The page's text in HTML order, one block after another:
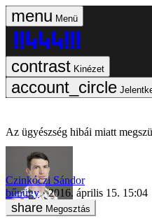
Menü
Kinézet
Az ügyészség hibái miatt
Czinkóczi Sándor
bűnügy
2016. április 15. 15:04
Megosztás